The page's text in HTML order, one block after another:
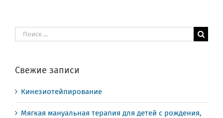
Результат
поиска:
Свежие записи
Кинезиотейпирование
Мягкая мануальная терапия для детей с рождения,